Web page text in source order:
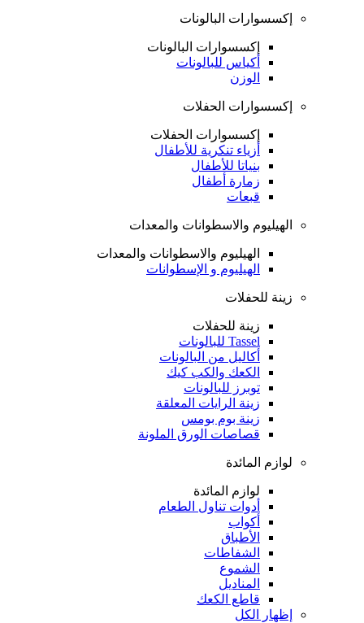
إكسسوارات البالونات
إكسسوارات البالونات
أكياس للبالونات
الوزن
إكسسوارات الحفلات
إكسسوارات الحفلات
أزياء تنكرية للأطفال
بنياتا للأطفال
زمارة أطفال
قبعات
الهيليوم والاسطوانات والمعدات
الهيليوم والاسطوانات والمعدات
الهيليوم و الإسطوانات
زينة للحفلات
زينة للحفلات
Tassel للبالونات
أكاليل من البالونات
الكعك والكب كيك
توبرز للبالونات
زينة الرايات المعلقة
زينة بوم بومس
قصاصات الورق الملونة
لوازم المائدة
لوازم المائدة
أدوات تناول الطعام
أكواب
الأطباق
الشفاطات
الشموع
المناديل
قاطع الكعك
إظهار الكل